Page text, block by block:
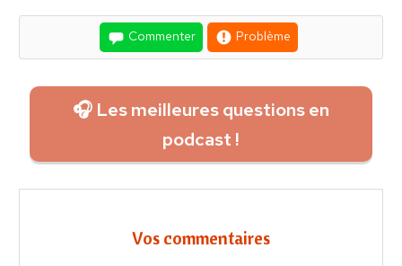
Commenter Problème
🎧 Les meilleures questions en
podcast !
Vos commentaires